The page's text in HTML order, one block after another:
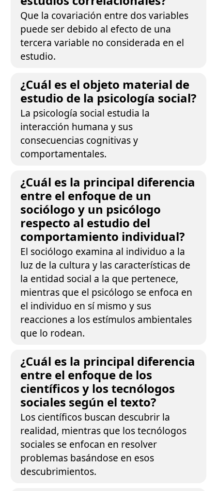
Que la covariación entre dos variables
puede ser debido al efecto de una
tercera variable no considerada en el
estudio.
¿Cuál es el objeto material de
estudio de la psicología social?
La psicología social estudia la
interacción humana y sus
consecuencias cognitivas y
comportamentales.
¿Cuál es la principal diferencia
entre el enfoque de un
sociólogo y un psicólogo
respecto al estudio del
comportamiento individual?
El sociólogo examina al individuo a la
luz de la cultura y las características de
la entidad social a la que pertenece,
mientras que el psicólogo se enfoca en
el individuo en sí mismo y sus
reacciones a los estímulos ambientales
que lo rodean.
¿Cuál es la principal diferencia
entre el enfoque de los
científicos y los tecnólogos
sociales según el texto?
Los científicos buscan descubrir la
realidad, mientras que los tecnólogos
sociales se enfocan en resolver
problemas basándose en esos
descubrimientos.